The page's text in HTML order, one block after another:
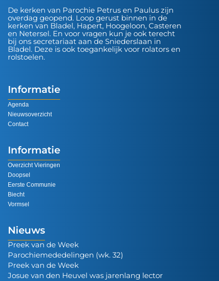
De kerken van Parochie Petrus en Paulus zijn
overdag geopend. Loop gerust binnen in de
kerken van Bladel, Hapert, Hoogeloon, Casteren
en Netersel. En voor vragen kun je ook terecht
bij ons secretariaat aan de Sniederslaan in
Bladel. Deze is ook toegankelijk voor rolators en
rolstoelen.
Informatie
Agenda
Nieuwsoverzicht
Contact
Informatie
Overzicht Vieringen
Doopsel
Eerste Communie
Biecht
Vormsel
Nieuws
Preek van de Week
Parochiemededelingen (wk. 32)
Preek van de Week
Josue van den Heuvel was jarenlang lector